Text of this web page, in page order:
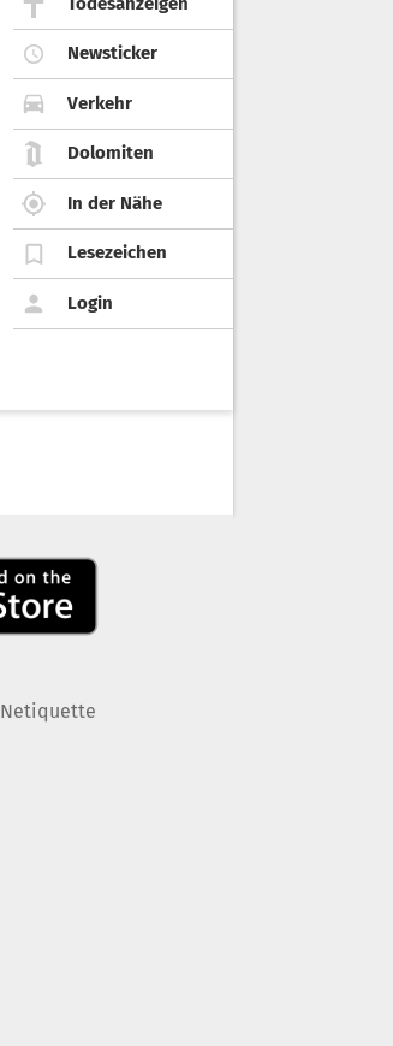
Newsticker
Verkehr
Dolomiten
In der Nähe
Lesezeichen
Login
Netiquette